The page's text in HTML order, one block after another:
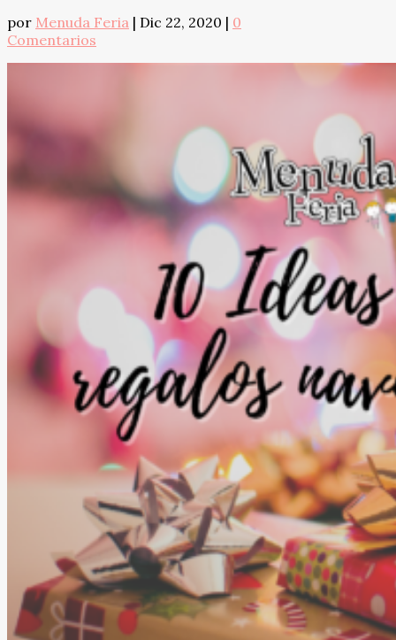
por Menuda Feria | Dic 22, 2020 | 0
Comentarios